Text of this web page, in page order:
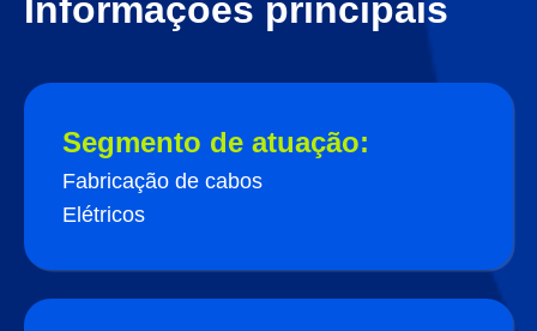
Informações principais
Segmento de atuação:
Fabricação de cabos
Elétricos